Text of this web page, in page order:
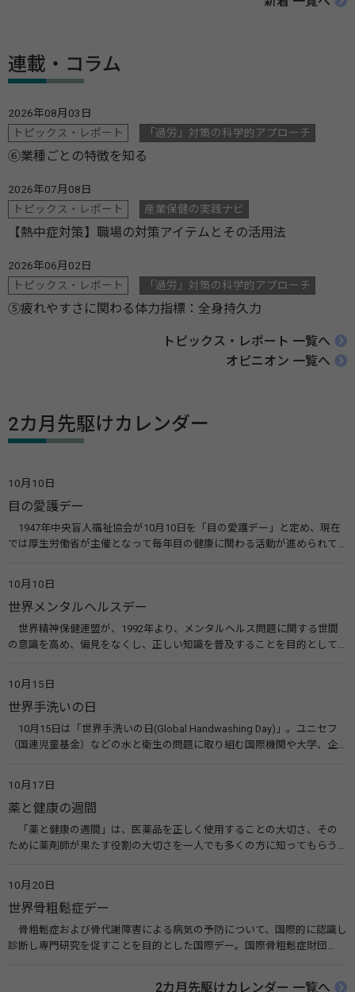
連載・コラム
2026年08月03日
トピックス・レポート
「過労」対策の科学的アプローチ
⑥業種ごとの特徴を知る
2026年07月08日
トピックス・レポート
産業保健の実践ナビ
【熱中症対策】職場の対策アイテムとその活用法
2026年06月02日
トピックス・レポート
「過労」対策の科学的アプローチ
⑤疲れやすさに関わる体力指標：全身持久力
トピックス・レポート 一覧へ
オピニオン 一覧へ
2カ月先駆けカレンダー
10月10日
目の愛護デー
1947年中央盲人福祉協会が10月10日を「目の愛護デー」と定め、現在
では厚生労働省が主催となって毎年目の健康に関わる活動が進められて
会）
10月10日
世界メンタルヘルスデー
世界精神保健連盟が、1992年より、メンタルヘルス問題に関する世間
の意識を高め、偏見をなくし、正しい知識を普及することを目的として、
す。 関連リンク 世界メンタルヘルスデー（厚生労働省） 働く人のメンタ
ルヘルス・ポータルサイト「こころの耳」（厚生労働省）
10月15日
世界手洗いの日
10月15日は「世界手洗いの日(Global Handwashing Day)」。ユニセフ
（国連児童基金）などの水と衛生の問題に取り組む国際機関や大学、企
10月17日
薬と健康の週間
「薬と健康の週間」は、医薬品を正しく使用することの大切さ、その
ために薬剤師が果たす役割の大切さを一人でも多くの方に知ってもらう
伝えたい！薬との付き合い方」（保健指導リソースガイド）
10月20日
世界骨粗鬆症デー
骨粗鬆症および骨代謝障害による病気の予防について、国際的に認識し
診断し専門研究を促すことを目的とした国際デー。国際骨粗鬆症財団
2カ月先駆けカレンダー 一覧へ